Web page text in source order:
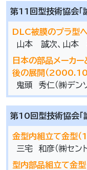
第11回型技術協会「
DLC被膜のプラ型
山本 誠次、山本
日本の部品メーカ
後の展開（2000.10
鬼頭 秀仁（㈱デン
第10回型技術協会「
金型内組立て金型
三宅 和彦（㈱セン
型内部品組立て金